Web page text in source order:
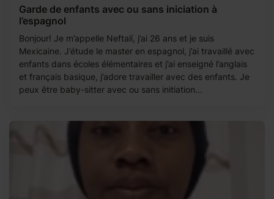
Garde de enfants avec ou sans iniciation à
l’espagnol
Bonjour! Je m’appelle Neftalí, j’ai 26 ans et je suis
Mexicaine. J’étude le master en espagnol, j’ai travaillé avec
enfants dans écoles élémentaires et j’ai enseigné l’anglais
et français basique, j’adore travailler avec des enfants. Je
peux être baby-sitter avec ou sans initiation...